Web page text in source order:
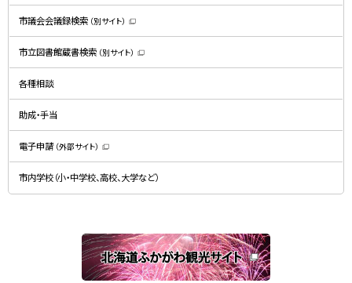
す
）
市議会会議録検索 （別サイト）
新
規
ウ
ン
で
す
市立図書館蔵書検索 （別サイト）
新
ン
で
す
）
各種相談
助成・手当
電子申請 （外部サイト）
新
規
ウ
ン
開
き
ま
す
）
市内学校（小・中学校、高校、大学など）